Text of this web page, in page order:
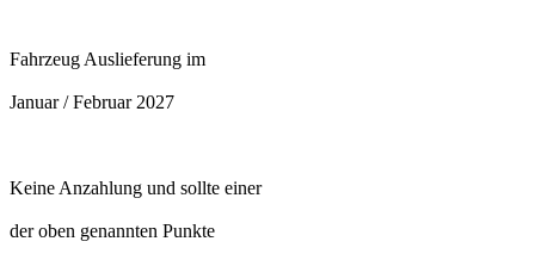
Fahrzeug Auslieferung im
Januar / Februar 2027
Keine Anzahlung und sollte einer
der oben genannten Punkte